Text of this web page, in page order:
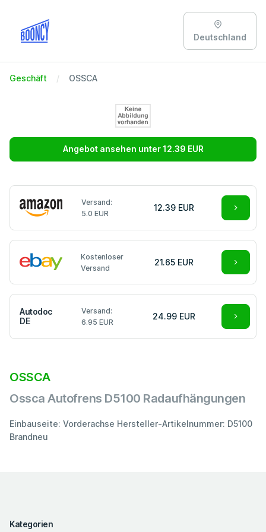
Deutschland
Geschäft OSSCA
Angebot ansehen unter 12.39 EUR
Versand:
5.0 EUR
12.39 EUR
Kostenloser
Versand
21.65 EUR
Autodoc
DE
Versand:
6.95 EUR
24.99 EUR
OSSCA
Ossca Autofrens D5100 Radaufhängungen
Einbauseite: Vorderachse Hersteller-Artikelnummer: D5100
Brandneu
Kategorien